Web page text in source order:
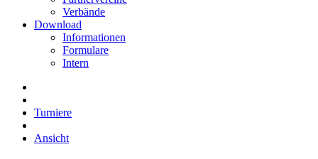
Verbände
Download
Informationen
Formulare
Intern
Turniere
Ansicht